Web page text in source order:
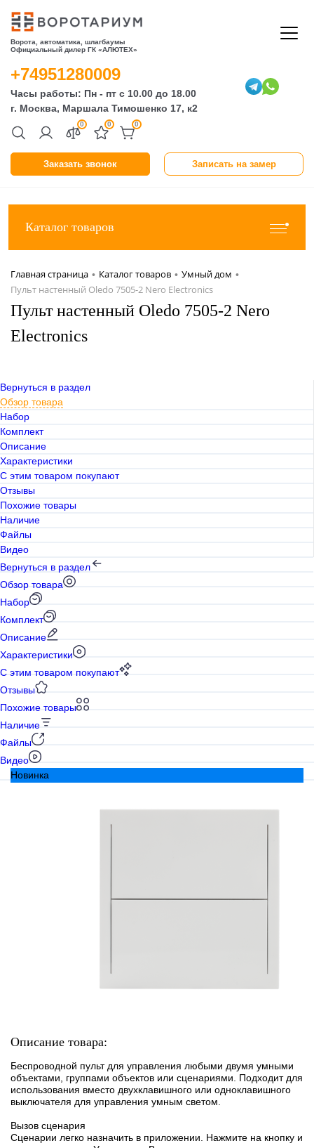
Ворота, автоматика, шлагбаумы
Официальный дилер ГК «АЛЮТЕХ»
Заказать звонок Записать на замер
0 0 0
+74951280009
Часы работы: Пн - пт с 10.00 до 18.00
г. Москва, Маршала Тимошенко 17, к2
Каталог товаров
Главная страница • Каталог товаров • Умный дом •
Пульт настенный Oledo 7505-2 Nero Electronics
Пульт настенный Oledo 7505-2 Nero
Electronics
Вернуться в раздел
Обзор товара
Набор
Комплект
Описание
Характеристики
С этим товаром покупают
Отзывы
Похожие товары
Наличие
Файлы
Видео
Вернуться в раздел
Обзор товара
Набор
Комплект
Описание
Характеристики
С этим товаром покупают
Отзывы
Похожие товары
Наличие
Файлы
Видео
Новинка
Описание товара:
Беспроводной пульт для управления любыми двумя умными
объектами, группами объектов или сценариями. Подходит для
использования вместо двухклавишного или одноклавишного
выключателя для управления умным светом.
Вызов сценария
Сценарии легко назначить в приложении. Нажмите на кнопку и